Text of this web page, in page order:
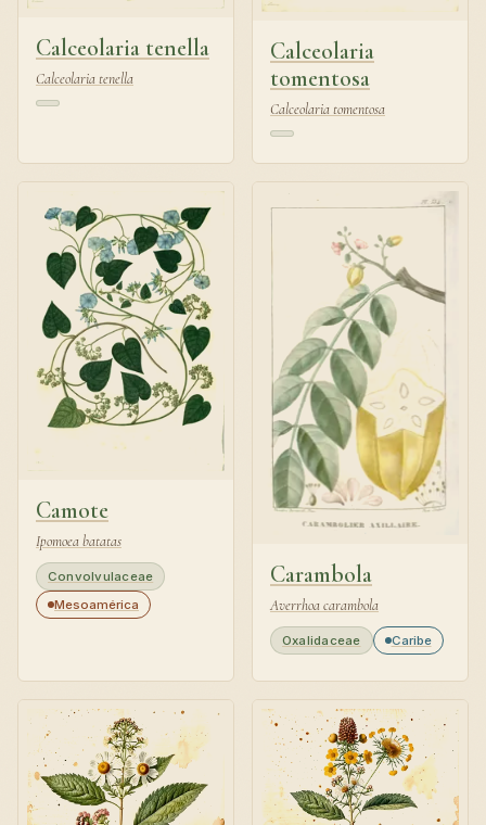
Calceolaria tenella
Calceolaria tenella
Calceolaria
tomentosa
Calceolaria tomentosa
Camote
Ipomoea batatas
Convolvulaceae
Mesoamérica
Carambola
Averrhoa carambola
Oxalidaceae Caribe